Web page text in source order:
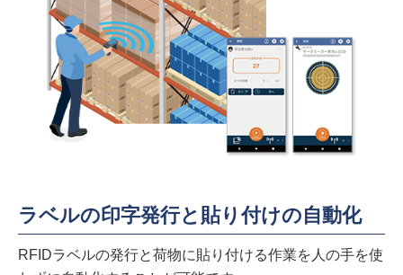
ラベルの印字発行と貼り付けの自動化
RFIDラベルの発行と荷物に貼り付ける作業を人の手を使